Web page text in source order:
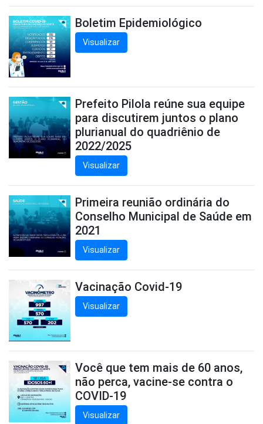
Boletim Epidemiológico
Visualizar
Prefeito Pilola reúne sua equipe
para discutirem juntos o plano
plurianual do quadriênio de
2022/2025
Visualizar
Primeira reunião ordinária do
Conselho Municipal de Saúde em
2021
Visualizar
Vacinação Covid-19
Visualizar
Você que tem mais de 60 anos,
não perca, vacine-se contra o
COVID-19
Visualizar